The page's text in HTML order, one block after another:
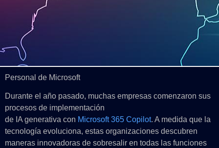
Personal de Microsoft
Durante el año pasado, muchas empresas comenzaron sus
procesos de implementación
de IA generativa con Microsoft 365 Copilot. A medida que la
tecnología evoluciona, estas organizaciones descubren
maneras innovadoras de sobresalir en todas las funciones